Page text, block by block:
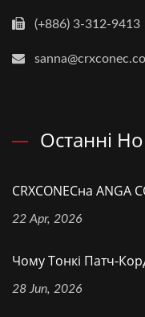
(+886) 3-312-9413
Останні
CRXCONECна ANGA
22 Apr, 2026
Чому Тонкі Патч-
28 Jun, 2026